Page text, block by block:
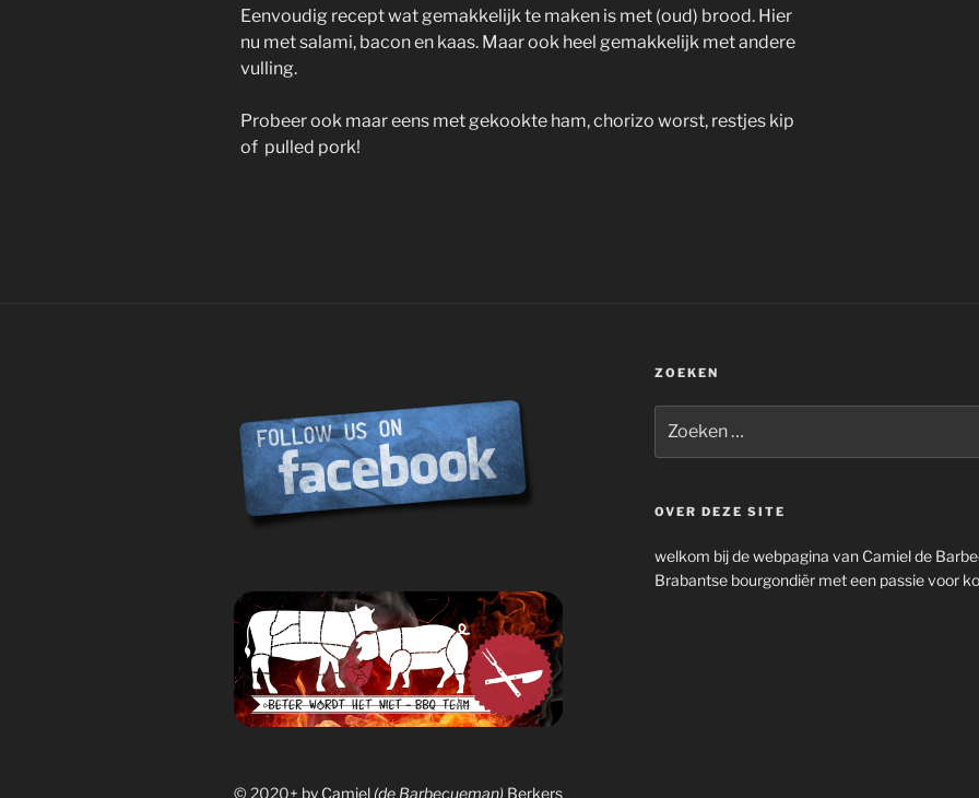
Eenvoudig recept wat gemakkelijk te maken is met (oud) brood. Hier
nu met salami, bacon en kaas. Maar ook heel gemakkelijk met andere
vulling.
Probeer ook maar eens met gekookte ham, chorizo worst, restjes kip
of pulled pork!
© 2020+ by Camiel (de Barbecueman) Berkers
ZOEKEN
naar:
OVER DEZE SITE
welkom bij de webpagina van Camiel de
Brabantse bourgondiër met een passie voor